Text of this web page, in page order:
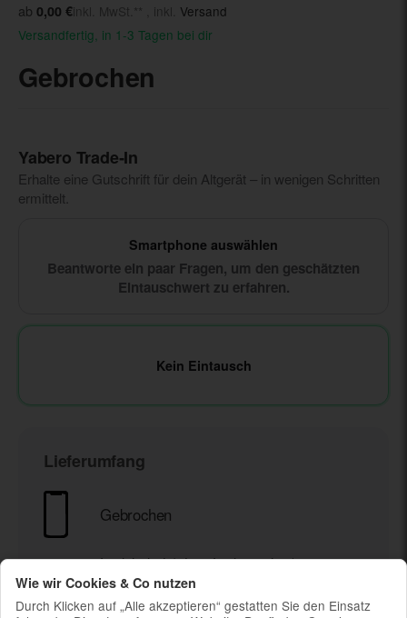
ab 0,00 €inkl. MwSt.** , inkl. Versand
Versandfertig, in 1-3 Tagen bei dir
Gebrochen
Yabero Trade‑In
Erhalte eine Gutschrift für dein Altgerät – in wenigen Schritten
ermittelt.
Smartphone auswählen
Beantworte ein paar Fragen, um den geschätzten
Eintauschwert zu erfahren.
Kein Eintausch
Lieferumfang
Gebrochen
Ladekabel (ohne Ladestecker)
Um die Nachhaltigkeit zu unterstützen und
weil die meisten neueren Smartphones
Wie wir Cookies & Co nutzen
Durch Klicken auf „Alle akzeptieren“ gestatten Sie den Einsatz